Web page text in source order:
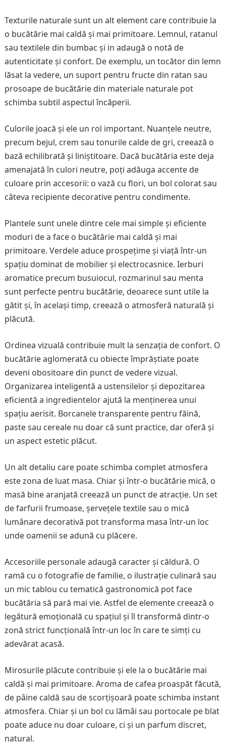
Texturile naturale sunt un alt element care contribuie la
o bucătărie mai caldă și mai primitoare. Lemnul, ratanul
sau textilele din bumbac și in adaugă o notă de
autenticitate și confort. De exemplu, un tocător din lemn
lăsat la vedere, un suport pentru fructe din ratan sau
prosoape de bucătărie din materiale naturale pot
schimba subtil aspectul încăperii.
Culorile joacă și ele un rol important. Nuanțele neutre,
precum bejul, crem sau tonurile calde de gri, creează o
bază echilibrată și liniștitoare. Dacă bucătăria este deja
amenajată în culori neutre, poți adăuga accente de
culoare prin accesorii: o vază cu flori, un bol colorat sau
câteva recipiente decorative pentru condimente.
Plantele sunt unele dintre cele mai simple și eficiente
moduri de a face o bucătărie mai caldă și mai
primitoare. Verdele aduce prospețime și viață într-un
spațiu dominat de mobilier și electrocasnice. Ierburi
aromatice precum busuiocul, rozmarinul sau menta
sunt perfecte pentru bucătărie, deoarece sunt utile la
gătit și, în același timp, creează o atmosferă naturală și
plăcută.
Ordinea vizuală contribuie mult la senzația de confort. O
bucătărie aglomerată cu obiecte împrăștiate poate
deveni obositoare din punct de vedere vizual.
Organizarea inteligentă a ustensilelor și depozitarea
eficientă a ingredientelor ajută la menținerea unui
spațiu aerisit. Borcanele transparente pentru făină,
paste sau cereale nu doar că sunt practice, dar oferă și
un aspect estetic plăcut.
Un alt detaliu care poate schimba complet atmosfera
este zona de luat masa. Chiar și într-o bucătărie mică, o
masă bine aranjată creează un punct de atracție. Un set
de farfurii frumoase, șervețele textile sau o mică
lumânare decorativă pot transforma masa într-un loc
unde oamenii se adună cu plăcere.
Accesoriile personale adaugă caracter și căldură. O
ramă cu o fotografie de familie, o ilustrație culinară sau
un mic tablou cu tematică gastronomică pot face
bucătăria să pară mai vie. Astfel de elemente creează o
legătură emoțională cu spațiul și îl transformă dintr-o
zonă strict funcțională într-un loc în care te simți cu
adevărat acasă.
Mirosurile plăcute contribuie și ele la o bucătărie mai
caldă și mai primitoare. Aroma de cafea proaspăt făcută,
de pâine caldă sau de scorțișoară poate schimba instant
atmosfera. Chiar și un bol cu lămâi sau portocale pe blat
poate aduce nu doar culoare, ci și un parfum discret,
natural.